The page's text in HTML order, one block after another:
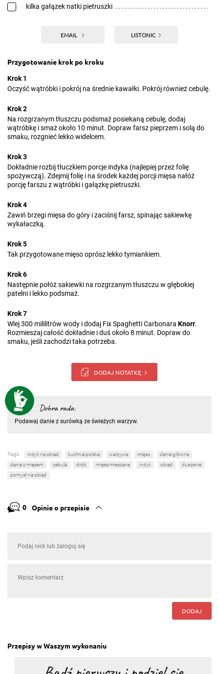
kilka gałązek natki pietruszki
EMAIL LISTONIC
Przygotowanie krok po kroku
Krok 1
Oczyść wątróbki i pokrój na średnie kawałki. Pokrój również cebulę.
Krok 2
Na rozgrzanym tłuszczu podsmaż posiekaną cebulę, dodaj
wątróbkę i smaż około 10 minut. Dopraw farsz pieprzem i solą do
smaku, rozgnieć lekko widelcem.
Krok 3
Dokładnie rozbij tłuczkiem porcje indyka (najlepiej przez folię
spożywczą). Zdejmij folię i na środek każdej porcji mięsa nałóż
porcję farszu z wątróbki i gałązkę pietruszki.
Krok 4
Zawiń brzegi mięsa do góry i zaciśnij farsz, spinając sakiewkę
wykałaczką.
Krok 5
Tak przygotowane mięso oprósz lekko tymiankiem.
Krok 6
Następnie połóż sakiewki na rozgrzanym tłuszczu w głębokiej
patelni i lekko podsmaż.
Krok 7
Wlej 300 mililitrów wody i dodaj Fix Spaghetti Carbonara Knorr.
Rozmieszaj całość dokładnie i duś około 8 minut. Dopraw do
smaku, jeśli zachodzi taka potrzeba.
DODAJ NOTATKĘ
Dobra rada:
Podawaj danie z surówką ze świeżych warzyw.
Tagi: indyk na obiad kuchnia polska warzywa mięso
dania główne
dania z mięsem
cebula drób mięsa mieszane indyk obiad
duszenie
pomysł na obiad
0 Opinie o przepisie
DODAJ
Przepisy w Waszym wykonaniu